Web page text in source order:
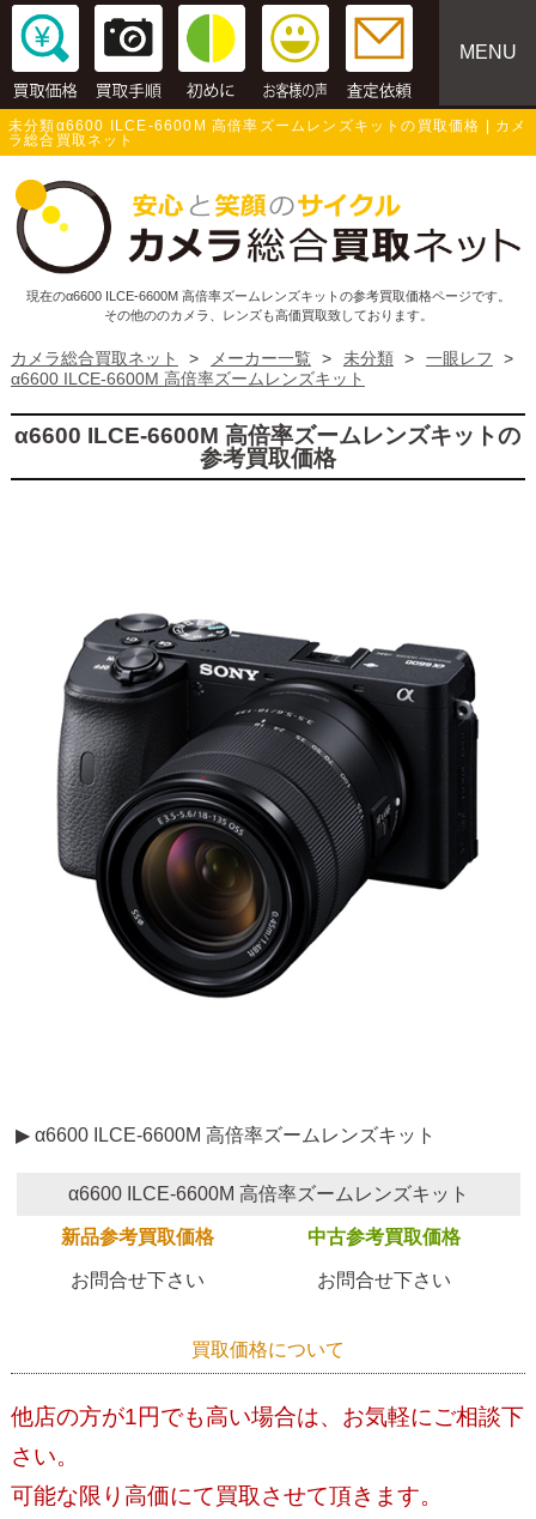
MENU
未分類α6600 ILCE-6600M 高倍率ズームレンズキットの買取価格 | カメ
ラ総合買取ネット
現在のα6600 ILCE-6600M 高倍率ズームレンズキットの参考買取価格ページです。
その他ののカメラ、レンズも高価買取致しております。
カメラ総合買取ネット > メーカー一覧 > 未分類 > 一眼レフ
>
α6600 ILCE-6600M 高倍率ズームレンズキット
α6600 ILCE-6600M 高倍率ズームレンズキットの
参考買取価格
▶ α6600 ILCE-6600M 高倍率ズームレンズキット
α6600 ILCE-6600M 高倍率ズームレンズキット
新品参考買取価格 中古参考買取価格
お問合せ下さい お問合せ下さい
買取価格について
他店の方が1円でも高い場合は、お気軽にご相談下
さい。
可能な限り高価にて買取させて頂きます。